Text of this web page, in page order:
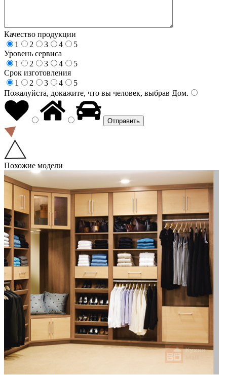
Качество продукции
1
2 3 4
5
Уровень сервиса
1
2 3 4
5
Срок изготовления
1
2 3 4
5
Пожалуйста, докажите, что вы человек, выбрав Дом.
Похожие модели